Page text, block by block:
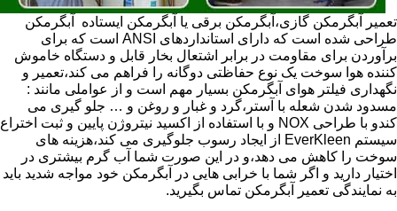
تعمیر آبگرمکن گازی،آبگرمکن برقی یا آبگرمکن ایستاده ​ آبگرمکن
طراحی شده است که دارای استانداردهای ANSI است که برای
برآوردن برای مقاومت در برابر اشتعال بخار قابل و دستگاه خاموش
کننده هوا سوخت یک نوع حفاظتی دوگانه را فراهم می کند،تعمیر و
نگهداری فیلتر هوای آبگرمکن بسیار مهم است و از عواملی مانند :
مسدود شدن شعله با آستر،گرد و غبار و روغن و … جلو گیری می
کندو با طراحی NOX و با استفاده از اکسید نیتروژن پایین و ثبت اختراع
سیستم EverKleen از ایجاد رسوب جلوگیری می کند،هزینه های
سوخت را کاهش می دهد،و در این صورت شما آب گرم بیشتری در
اختیار دارید و اگر شما با خرابی هایی در آبگرمکن خود مواجه شدید باید
به نمایندگی تعمیر آبگرمکن تماس بگیرید.